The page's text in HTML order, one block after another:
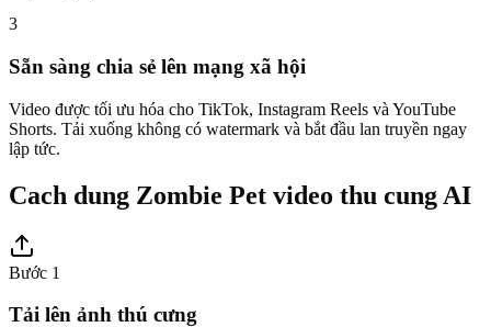
3
Sẵn sàng chia sẻ lên mạng xã hội
Video được tối ưu hóa cho TikTok, Instagram Reels và YouTube
Shorts. Tải xuống không có watermark và bắt đầu lan truyền ngay
lập tức.
Cach dung Zombie Pet video thu cung AI
Bước 1
Tải lên ảnh thú cưng